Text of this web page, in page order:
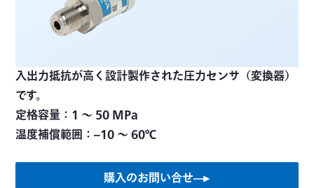
入出力抵抗が高く設計製作された圧力センサ（変換器）
です。
定格容量：1 ～ 50 MPa
温度補償範囲：‒10 〜 60℃
購入のお問い合せ